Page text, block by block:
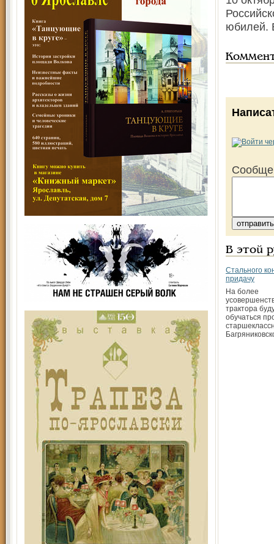
юбилей.
В этой
Стального
придачу
На более
трактора
обучаться